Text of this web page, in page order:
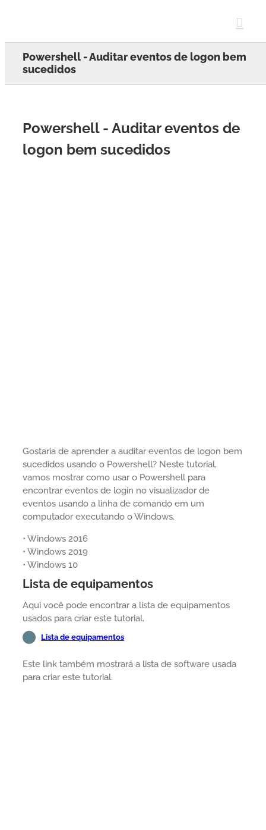
Powershell - Auditar eventos de logon bem
sucedidos
Powershell - Auditar eventos de
logon bem sucedidos
Gostaria de aprender a auditar eventos de logon bem
sucedidos usando o Powershell? Neste tutorial,
vamos mostrar como usar o Powershell para
encontrar eventos de login no visualizador de
eventos usando a linha de comando em um
computador executando o Windows.
• Windows 2016
• Windows 2019
• Windows 10
Lista de equipamentos
Aqui você pode encontrar a lista de equipamentos
usados para criar este tutorial.
Lista de equipamentos
Este link também mostrará a lista de software usada
para criar este tutorial.